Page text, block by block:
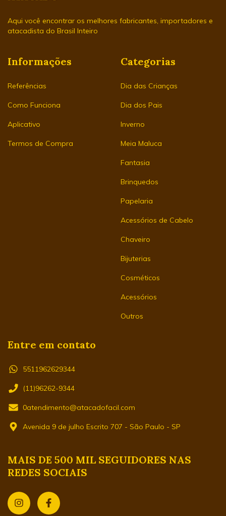
Aqui você encontrar os melhores fabricantes, importadores e
atacadista do Brasil Inteiro
Informações
Referências
Como Funciona
Aplicativo
Termos de Compra
Categorias
Dia das Crianças
Dia dos Pais
Inverno
Meia Maluca
Fantasia
Brinquedos
Papelaria
Acessórios de Cabelo
Chaveiro
Bijuterias
Cosméticos
Acessórios
Outros
Entre em contato
5511962629344
(11)96262-9344
0atendimento@atacadofacil.com
Avenida 9 de julho Escrito 707 - São Paulo - SP
MAIS DE 500 MIL SEGUIDORES NAS
REDES SOCIAIS